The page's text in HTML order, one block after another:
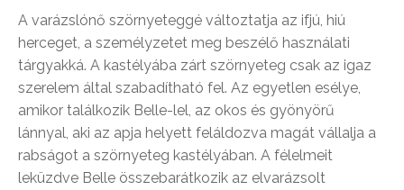
A varázslónő szörnyeteggé változtatja az ifjú, hiú
herceget, a személyzetet meg beszélő használati
tárgyakká. A kastélyába zárt szörnyeteg csak az igaz
szerelem által szabadítható fel. Az egyetlen esélye,
amikor találkozik Belle-lel, az okos és gyönyörű
lánnyal, aki az apja helyett feláldozva magát vállalja a
rabságot a szörnyeteg kastélyában. A félelmeit
leküzdve Belle összebarátkozik az elvarázsolt